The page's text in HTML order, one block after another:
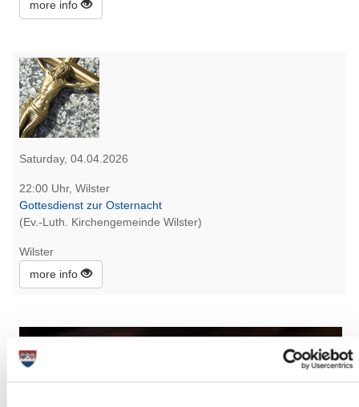
more info
Saturday, 04.04.2026
22:00 Uhr, Wilster
Gottesdienst zur Osternacht
(Ev.-Luth. Kirchengemeinde Wilster)
Wilster
more info